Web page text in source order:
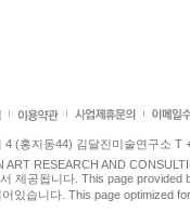
(홍지동44) 김달진미술연구소 T
RESEARCH AND
제공됩니다. This page provided
있습니다. This page optimized